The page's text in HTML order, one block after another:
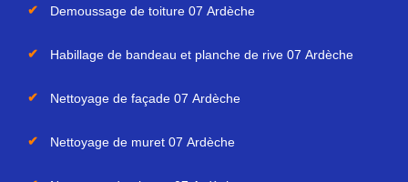
Demoussage de toiture 07 Ardèche
Habillage de bandeau et planche de rive 07 Ardèche
Nettoyage de façade 07 Ardèche
Nettoyage de muret 07 Ardèche